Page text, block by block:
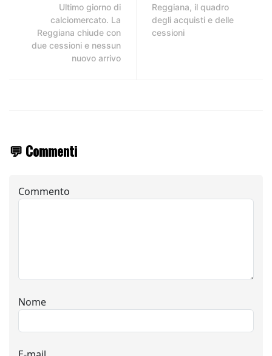
Ultimo giorno di
calciomercato. La
Reggiana chiude con
due cessioni e nessun
nuovo arrivo
Reggiana, il quadro
degli acquisti e delle
cessioni
💬 Commenti